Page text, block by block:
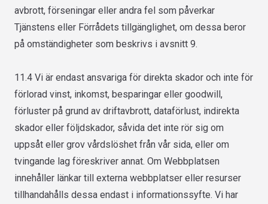
avbrott, förseningar eller andra fel som påverkar
Tjänstens eller Förrådets tillgänglighet, om dessa beror
på omständigheter som beskrivs i avsnitt 9.
11.4 Vi är endast ansvariga för direkta skador och inte för
förlorad vinst, inkomst, besparingar eller goodwill,
förluster på grund av driftavbrott, dataförlust, indirekta
skador eller följdskador, såvida det inte rör sig om
uppsåt eller grov vårdslöshet från vår sida, eller om
tvingande lag föreskriver annat. Om Webbplatsen
innehåller länkar till externa webbplatser eller resurser
tillhandahålls dessa endast i informationssyfte. Vi har